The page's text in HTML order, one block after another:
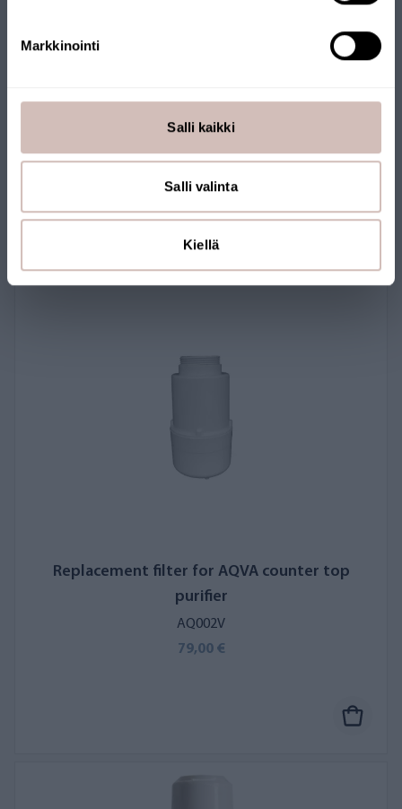
Markkinointi
Salli kaikki
Salli valinta
Kiellä
Replacement filter for AQVA counter top
purifier
AQ002V
79,00 €